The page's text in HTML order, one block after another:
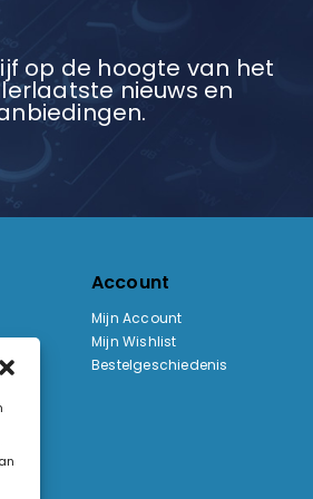
op de hoogte van het
nieuws en
Account
Mijn Account
Mijn Wishlist
Bestelgeschiedenis